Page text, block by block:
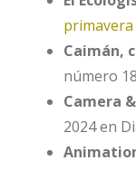
primavera
Caimán,
número
Camera
2024 en